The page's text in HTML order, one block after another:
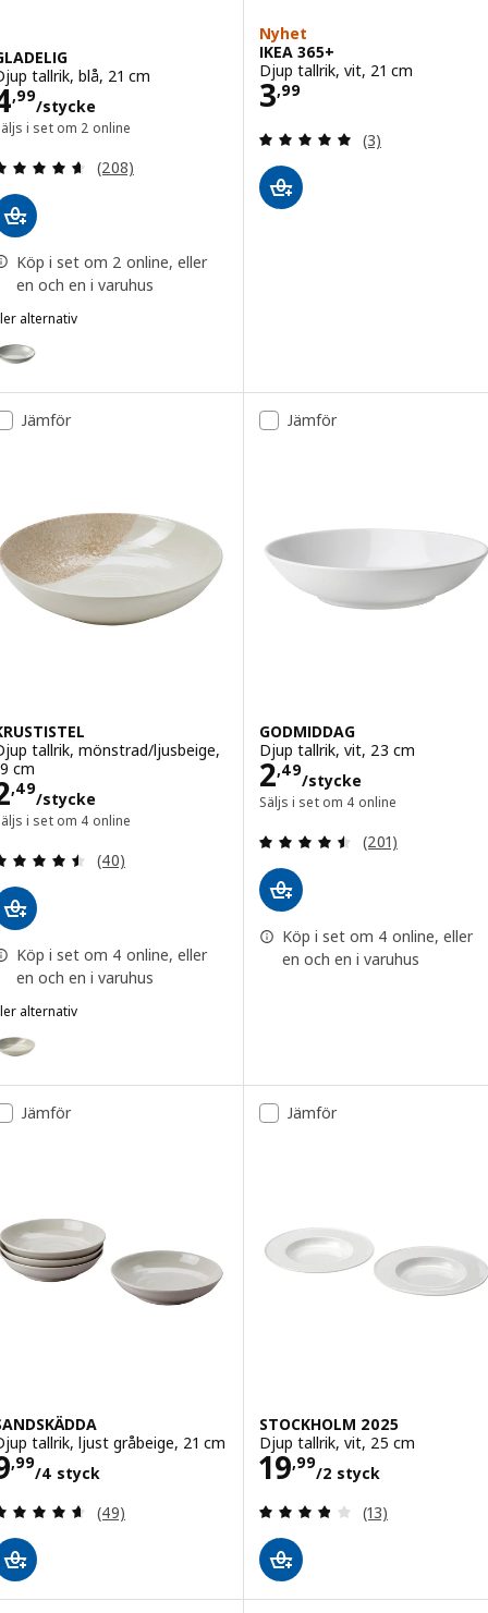
tallrik, blå, 21 cm
,99
/stycke
4,99/stycke
i set om 2 online
Recension: 4.6 utanför 5 stjärnor. Totalt antal
(208)
Köp i set om 2 online, eller
en och en i varuhus
alternativ
GLADELIG, Djup tallrik, grå, 21 cm
Nyhet
IKEA 365+
Djup tallrik, vit, 21 cm
3,99
Pris 3,99
Recension: 5
(3)
Jämför
tallrik, mönstrad/ljusbeige,
cm
,49
/stycke
2,49/stycke
i set om 4 online
Recension: 4.5 utanför 5 stjärnor. Totalt antal
(40)
Köp i set om 4 online, eller
en och en i varuhus
alternativ
KRUSTISTEL, Djup tallrik, mönstrad/grå, 19 cm
Jämför
GODMIDDAG
Djup tallrik, vit, 23 cm
2,49
/stycke
Pris 2,49/
Säljs i set om 4 online
Recension:
(201)
Köp i set om 4 online, eller
en och en i varuhus
Jämför
tallrik, ljust gråbeige, 21 cm
,99
/4 styck
9,99/4 styck
Recension: 4.6 utanför 5 stjärnor. Totalt antal
(49)
Jämför
STOCKHOLM 2025
Djup tallrik, vit, 25 cm
19,99
/2 styck
Pris 19,99/2
Recension:
(13)